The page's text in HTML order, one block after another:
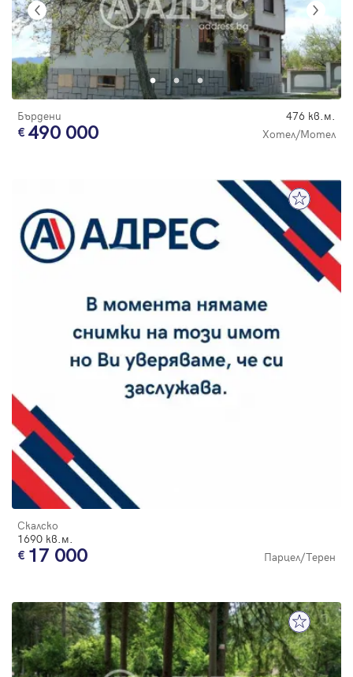
Бърдени 476 кв.м.
490 000 Хотел/Мотел
Скалско
1690 кв.м.
17 000 Парцел/Терен